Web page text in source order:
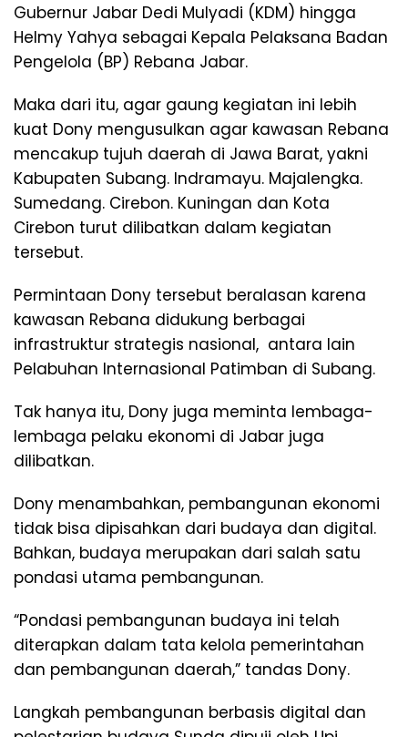
Gubernur Jabar Dedi Mulyadi (KDM) hingga
Helmy Yahya sebagai Kepala Pelaksana Badan
Pengelola (BP) Rebana Jabar.
Maka dari itu, agar gaung kegiatan ini lebih
kuat Dony mengusulkan agar kawasan Rebana
mencakup tujuh daerah di Jawa Barat, yakni
Kabupaten Subang. Indramayu. Majalengka.
Sumedang. Cirebon. Kuningan dan Kota
Cirebon turut dilibatkan dalam kegiatan
tersebut.
Permintaan Dony tersebut beralasan karena
kawasan Rebana didukung berbagai
infrastruktur strategis nasional, antara lain
Pelabuhan Internasional Patimban di Subang.
Tak hanya itu, Dony juga meminta lembaga-
lembaga pelaku ekonomi di Jabar juga
dilibatkan.
Dony menambahkan, pembangunan ekonomi
tidak bisa dipisahkan dari budaya dan digital.
Bahkan, budaya merupakan dari salah satu
pondasi utama pembangunan.
“Pondasi pembangunan budaya ini telah
diterapkan dalam tata kelola pemerintahan
dan pembangunan daerah,” tandas Dony.
Langkah pembangunan berbasis digital dan